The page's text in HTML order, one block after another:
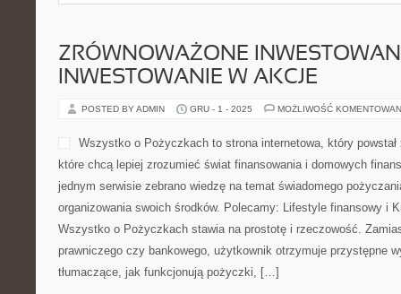
ZRÓWNOWAŻONE
INWESTOWANIE W AKCJE
POSTED BY ADMIN GRU - 1 - 2025 MOŻLIWOŚĆ
Wszystko o Pożyczkach to strona internetowa, który
które chcą lepiej zrozumieć świat finansowania i domowych
jednym serwisie zebrano wiedzę na temat świadomego
organizowania swoich środków. Polecamy: Lifestyle finansowy i
Wszystko o Pożyczkach stawia na prostotę i rzeczowość.
prawniczego czy bankowego, użytkownik otrzymuje przystępne
tłumaczące, jak funkcjonują pożyczki, […]